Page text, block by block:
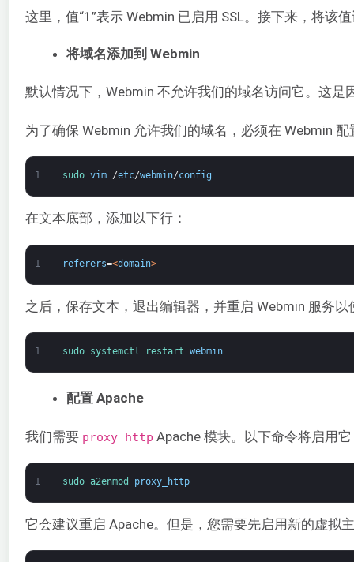
这里，值“1”表示 Webmin 已启用 SSL。接下来，将该
将域名添加到 Webmin
默认情况下，Webmin 不允许我们的域名访问它。这
为了确保 Webmin 允许我们的域名，必须在 Webmin
1 sudo vim /etc/webmin/config
在文本底部，添加以下行：
1 referers=<domain>
之后，保存文本，退出编辑器，并重启 Webmin 服务
1 sudo systemctl restart webmin
配置 Apache
我们需要 proxy_http Apache 模块。以下命令将启用
1 sudo a2enmod proxy_http
它会建议重启 Apache。但是，您需要先启用新的虚拟